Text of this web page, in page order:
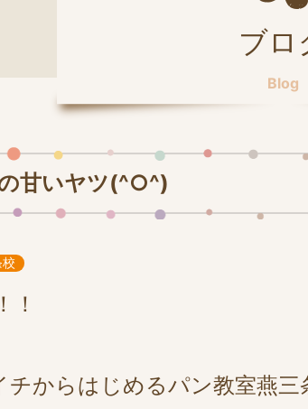
ブロ
Blog
甘いヤツ(^○^)
！
チからはじめるパン教室燕三